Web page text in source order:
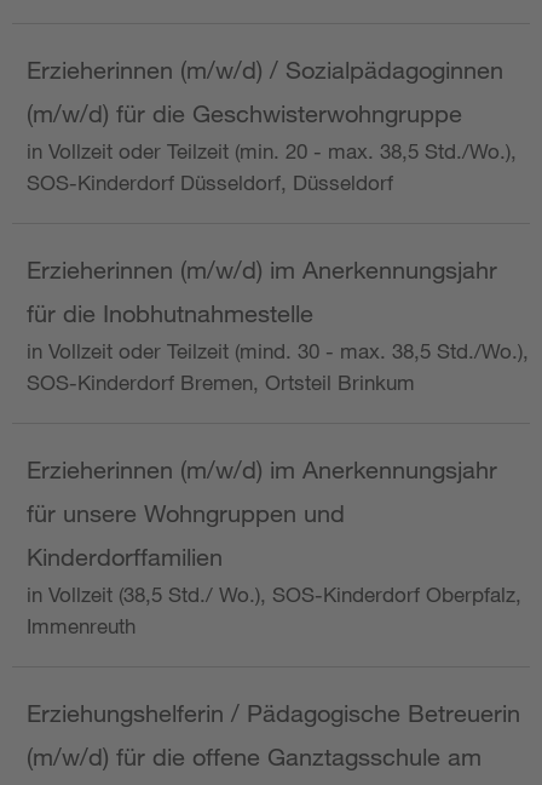
Erzieherinnen (m/w/d) / Sozialpädagoginnen
(m/w/d) für die Geschwisterwohngruppe
in Vollzeit oder Teilzeit (min. 20 - max. 38,5 Std./Wo.),
SOS-Kinderdorf Düsseldorf, Düsseldorf
Erzieherinnen (m/w/d) im Anerkennungsjahr
für die Inobhutnahmestelle
in Vollzeit oder Teilzeit (mind. 30 - max. 38,5 Std./Wo.),
SOS-Kinderdorf Bremen, Ortsteil Brinkum
Erzieherinnen (m/w/d) im Anerkennungsjahr
für unsere Wohngruppen und
Kinderdorffamilien
in Vollzeit (38,5 Std./ Wo.), SOS-Kinderdorf Oberpfalz,
Immenreuth
Erziehungshelferin / Pädagogische Betreuerin
(m/w/d) für die offene Ganztagsschule am